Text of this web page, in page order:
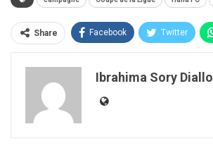
Share Facebook Twitter
Ibrahima Sory Diallo